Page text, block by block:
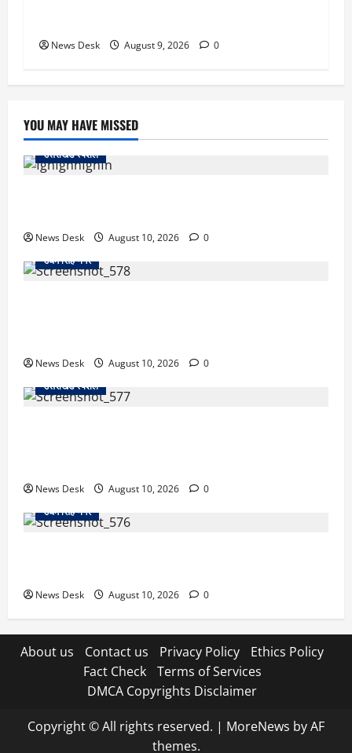
News Desk August 9, 2026 0
YOU MAY HAVE MISSED
उत्तराखंड स्पेशल
News Desk August 10, 2026
0
उधम सिंह नगर
News Desk August 10, 2026
0
उत्तराखंड स्पेशल
News Desk August 10, 2026
0
उधम सिंह नगर
News Desk August 10, 2026 0
About us Contact us Privacy Policy
Ethics Policy
Fact Check
Terms of Services
DMCA Copyrights Disclaimer
Copyright © All rights reserved. | MoreNews by AF
themes.